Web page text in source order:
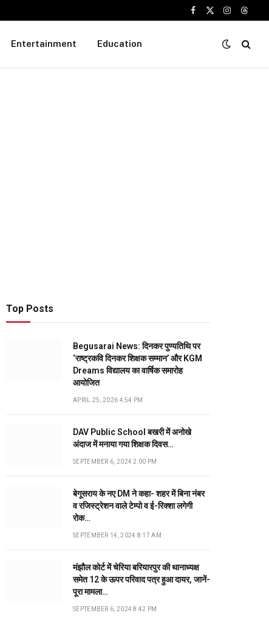
Facebook
X
Instagram
Entertainment Education
Top Posts
Begusarai News: दिनकर पुण्यतिथि पर
‘राष्ट्रकवि दिनकर शिक्षक सम्मान’ और KGM
Dreams विद्यालय का वार्षिक समारोह
आयोजित
APRIL 25, 2026 4:54 PM
DAV Public School बखरी में अनोखे
अंदाज में मनाया गया शिक्षक दिवस…
SEPTEMBER 6, 2024 2:00 PM
बेगूसराय के नए DM ने कहा- शहर में बिना नंबर
व रजिस्ट्रेशन वाले टेम्पो व ई-रिक्शा लगेगी
रोक…
SEPTEMBER 14, 2024 8:17 AM
मंझौल कोर्ट में चेरिया बरियारपुर की थानाध्यक्ष
समेत 12 के ऊपर परिवाद पत्र हुआ दायर, जानें-
पूरा मामला…
SEPTEMBER 6, 2024 8:42 PM